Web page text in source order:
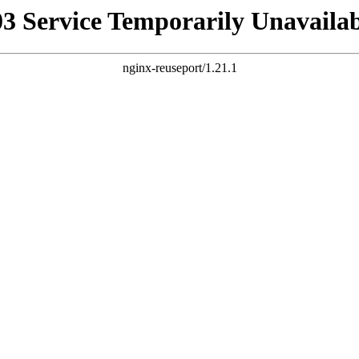
Service Temporarily
nginx-reuseport/1.21.1